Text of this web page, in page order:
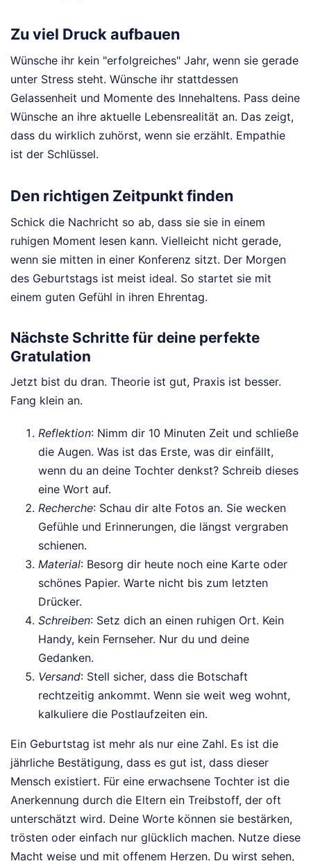
Zu viel Druck aufbauen
Wünsche ihr kein "erfolgreiches" Jahr, wenn sie gerade
unter Stress steht. Wünsche ihr stattdessen
Gelassenheit und Momente des Innehaltens. Pass deine
Wünsche an ihre aktuelle Lebensrealität an. Das zeigt,
dass du wirklich zuhörst, wenn sie erzählt. Empathie
ist der Schlüssel.
Den richtigen Zeitpunkt finden
Schick die Nachricht so ab, dass sie sie in einem
ruhigen Moment lesen kann. Vielleicht nicht gerade,
wenn sie mitten in einer Konferenz sitzt. Der Morgen
des Geburtstags ist meist ideal. So startet sie mit
einem guten Gefühl in ihren Ehrentag.
Nächste Schritte für deine perfekte
Gratulation
Jetzt bist du dran. Theorie ist gut, Praxis ist besser.
Fang klein an.
Reflektion: Nimm dir 10 Minuten Zeit und schließe
die Augen. Was ist das Erste, was dir einfällt,
wenn du an deine Tochter denkst? Schreib dieses
eine Wort auf.
Recherche: Schau dir alte Fotos an. Sie wecken
Gefühle und Erinnerungen, die längst vergraben
schienen.
Material: Besorg dir heute noch eine Karte oder
schönes Papier. Warte nicht bis zum letzten
Drücker.
Schreiben: Setz dich an einen ruhigen Ort. Kein
Handy, kein Fernseher. Nur du und deine
Gedanken.
Versand: Stell sicher, dass die Botschaft
rechtzeitig ankommt. Wenn sie weit weg wohnt,
kalkuliere die Postlaufzeiten ein.
Ein Geburtstag ist mehr als nur eine Zahl. Es ist die
jährliche Bestätigung, dass es gut ist, dass dieser
Mensch existiert. Für eine erwachsene Tochter ist die
Anerkennung durch die Eltern ein Treibstoff, der oft
unterschätzt wird. Deine Worte können sie bestärken,
trösten oder einfach nur glücklich machen. Nutze diese
Macht weise und mit offenem Herzen. Du wirst sehen,